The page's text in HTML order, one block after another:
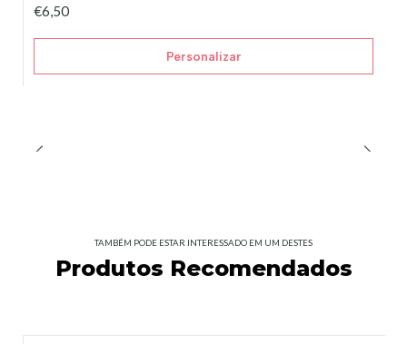
€6,50
Personalizar
TAMBÉM PODE ESTAR INTERESSADO EM UM DESTES
Produtos Recomendados